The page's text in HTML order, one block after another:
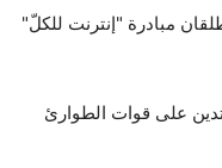
على قوات الطوارئ